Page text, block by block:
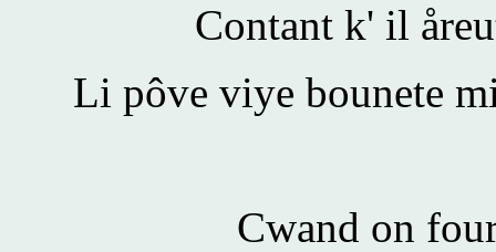
Contant k' il
Li pôve viye bounete
Cwand on